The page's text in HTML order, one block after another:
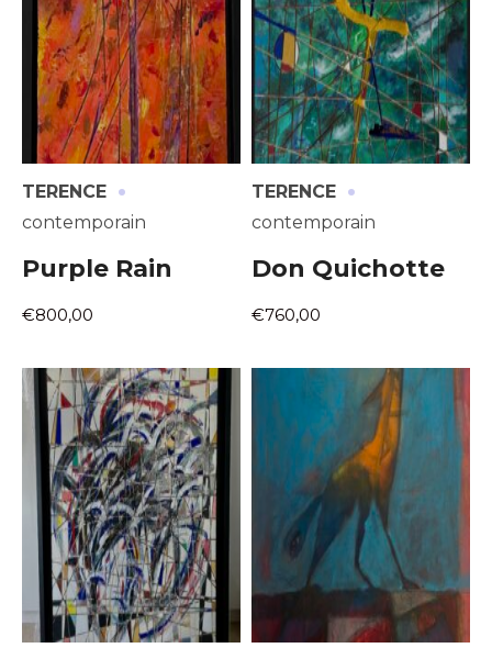
TERENCE ·
contemporain
Purple Rain
€800,00
TERENCE ·
contemporain
Don Quichotte
€760,00